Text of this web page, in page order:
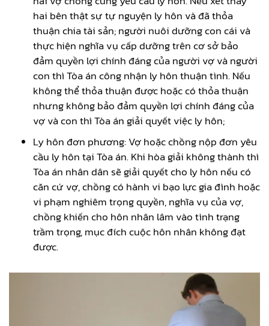
hai bên thật sự tự nguyện ly hôn và đã thỏa
thuận chia tài sản; người nuôi dưỡng con cái và
thực hiện nghĩa vụ cấp dưỡng trên cơ sở bảo
đảm quyền lợi chính đáng của người vợ và người
con thì Tòa án công nhận ly hôn thuận tình. Nếu
không thể thỏa thuận được hoặc có thỏa thuận
nhưng không bảo đảm quyền lợi chính đáng của
vợ và con thì Tòa án giải quyết việc ly hôn;
Ly hôn đơn phương: Vợ hoặc chồng nộp đơn yêu
cầu ly hôn tại Tòa án. Khi hòa giải không thành thì
Tòa án nhân dân sẽ giải quyết cho ly hôn nếu có
căn cứ vợ, chồng có hành vi bạo lực gia đình hoặc
vi phạm nghiêm trọng quyền, nghĩa vụ của vợ,
chồng khiến cho hôn nhân lâm vào tình trạng
trầm trọng, mục đích cuộc hôn nhân không đạt
được.